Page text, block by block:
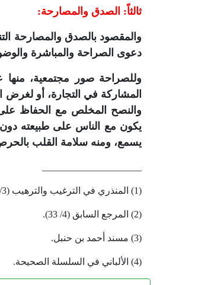
ثالثاً: الصدق والمصارحة:
والمقصود بالصدق والمصارحة
دعوى الصراحة والمباشرة
وللصراحة صور مجتمعية،
المشاركة في التجارة، أو لغرض
والنصح المخلص مع الحفاظ
يكون مع الناس على طبيعته
يسمع، ومنه سلامة القلب
(1) المنذري في الترغيب والترهيب (3/ 328).
(2) المرجع السابق (4/ 33).
(3) مسند أحمد بن حنبل.
(4) الألباني في السلسلة الصحيحة.